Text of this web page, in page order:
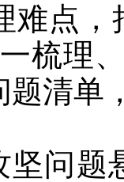
难点，
梳理
题清单
坚问题